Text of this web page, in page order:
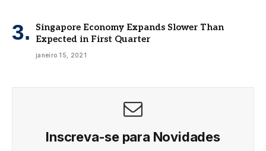
Singapore Economy Expands Slower Than
Expected in First Quarter
janeiro 15, 2021
Inscreva-se para Novidades